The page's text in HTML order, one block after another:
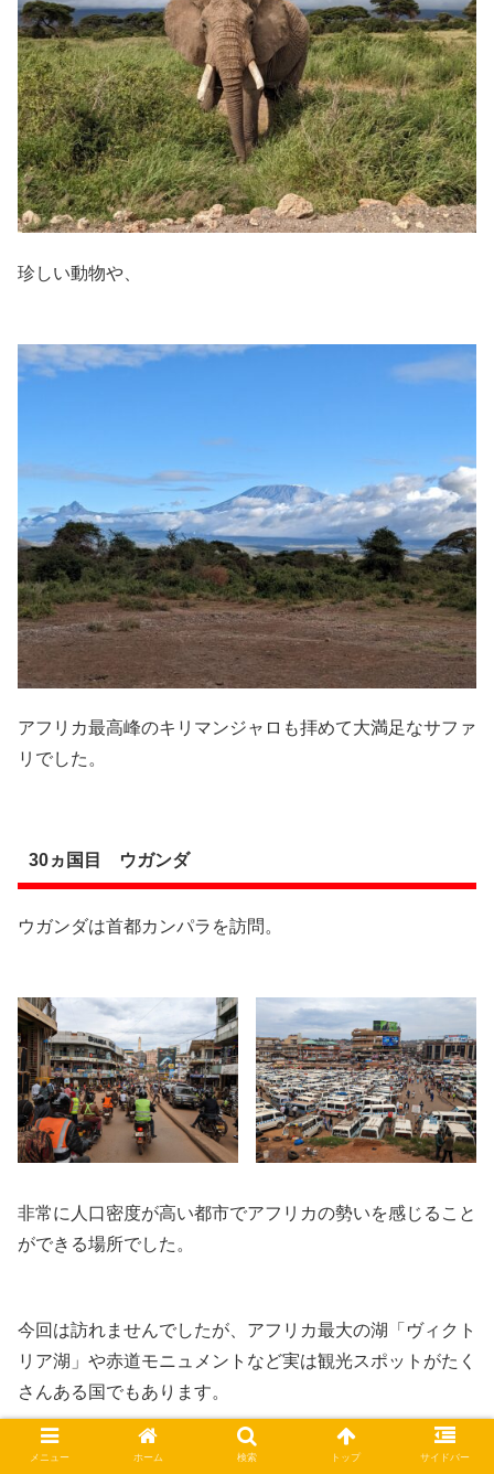
珍しい動物や、
アフリカ最高峰のキリマンジャロも拝めて大満足なサファ
リでした。
30ヵ国目 ウガンダ
ウガンダは首都カンパラを訪問。
非常に人口密度が高い都市でアフリカの勢いを感じること
ができる場所でした。
今回は訪れませんでしたが、アフリカ最大の湖「ヴィクト
リア湖」や赤道モニュメントなど実は観光スポットがたく
さんある国でもあります。
メニュー ホーム 検索 トップ サイドバー